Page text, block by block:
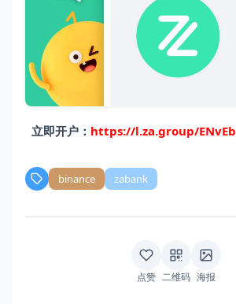
立即开户： https://l.za.group/ENvEb
binance zabank
点赞 二维码 海报